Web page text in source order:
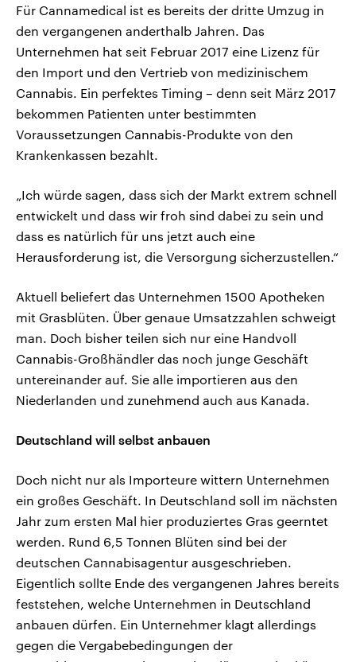
Für Cannamedical ist es bereits der dritte Umzug in
den vergangenen anderthalb Jahren. Das
Unternehmen hat seit Februar 2017 eine Lizenz für
den Import und den Vertrieb von medizinischem
Cannabis. Ein perfektes Timing – denn seit März 2017
bekommen Patienten unter bestimmten
Voraussetzungen Cannabis-Produkte von den
Krankenkassen bezahlt.
„Ich würde sagen, dass sich der Markt extrem schnell
entwickelt und dass wir froh sind dabei zu sein und
dass es natürlich für uns jetzt auch eine
Herausforderung ist, die Versorgung sicherzustellen.“
Aktuell beliefert das Unternehmen 1500 Apotheken
mit Grasblüten. Über genaue Umsatzzahlen schweigt
man. Doch bisher teilen sich nur eine Handvoll
Cannabis-Großhändler das noch junge Geschäft
untereinander auf. Sie alle importieren aus den
Niederlanden und zunehmend auch aus Kanada.
Deutschland will selbst anbauen
Doch nicht nur als Importeure wittern Unternehmen
ein großes Geschäft. In Deutschland soll im nächsten
Jahr zum ersten Mal hier produziertes Gras geerntet
werden. Rund 6,5 Tonnen Blüten sind bei der
deutschen Cannabisagentur ausgeschrieben.
Eigentlich sollte Ende des vergangenen Jahres bereits
feststehen, welche Unternehmen in Deutschland
anbauen dürfen. Ein Unternehmer klagt allerdings
gegen die Vergabebedingungen der